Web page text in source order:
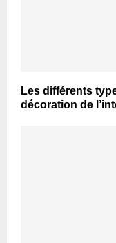
Les différents
décoration de